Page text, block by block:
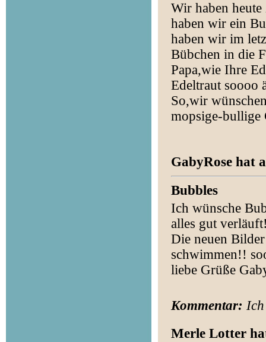
Wir haben
haben wir ein
haben wir im
Bübchen in die
Papa,wie Ihre
Edeltraut soooo
So,wir
mopsige-bullige
GabyRose hat
Bubbles
Ich wünsche
alles gut
Die neuen
schwimmen!!
liebe Grüße
Kommentar:
Merle Lotter